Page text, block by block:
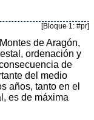
[Bloque 1: #pr]
de Aragón,
ordenación y
de
del medio
años, tanto en el
es de máxima